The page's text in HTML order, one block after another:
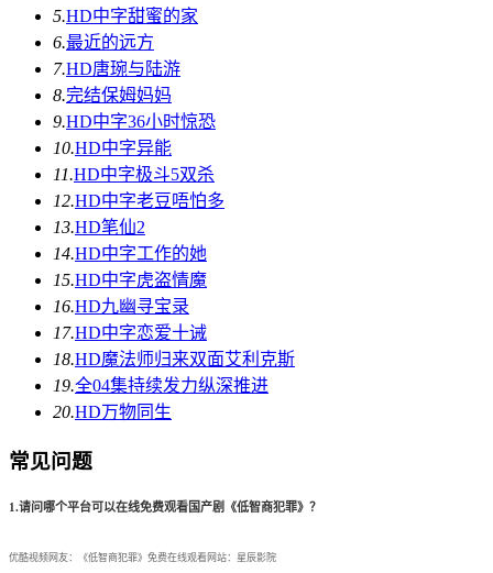
5.HD中字甜蜜的家
6.最近的远方
7.HD唐琬与陆游
8.完结保姆妈妈
9.HD中字36小时惊恐
10.HD中字异能
11.HD中字极斗5双杀
12.HD中字老豆唔怕多
13.HD笔仙2
14.HD中字工作的她
15.HD中字虎盗情魔
16.HD九幽寻宝录
17.HD中字恋爱十诫
18.HD魔法师归来双面艾利克斯
19.全04集持续发力纵深推进
20.HD万物同生
常见问题
1.请问哪个平台可以在线免费观看国产剧《低智商犯罪》？
优酷视频网友：《低智商犯罪》免费在线观看网站：星辰影院